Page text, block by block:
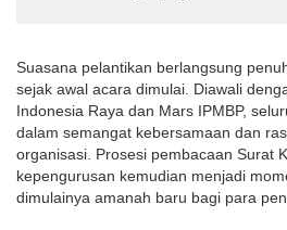
Suasana pelantikan berlangsung
sejak awal acara dimulai. Diawali
Indonesia Raya dan Mars IPMBP,
dalam semangat kebersamaan dan
organisasi. Prosesi pembacaan Surat
kepengurusan kemudian menjadi
dimulainya amanah baru bagi para